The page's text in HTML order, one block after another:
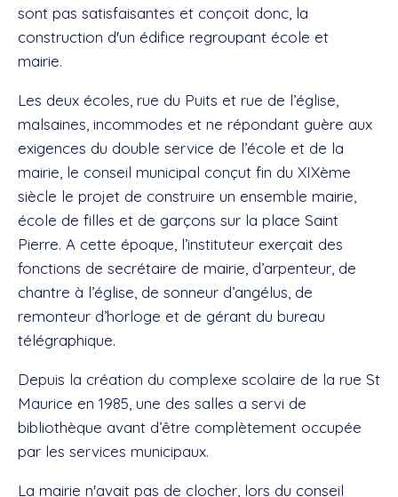
sont pas satisfaisantes et conçoit donc, la
construction d'un édifice regroupant école et
mairie.
Les deux écoles, rue du Puits et rue de l’église,
malsaines, incommodes et ne répondant guère aux
exigences du double service de l’école et de la
mairie, le conseil municipal conçut fin du XIXème
siècle le projet de construire un ensemble mairie,
école de filles et de garçons sur la place Saint
Pierre. A cette époque, l’instituteur exerçait des
fonctions de secrétaire de mairie, d’arpenteur, de
chantre à l’église, de sonneur d’angélus, de
remonteur d’horloge et de gérant du bureau
télégraphique.
Depuis la création du complexe scolaire de la rue St
Maurice en 1985, une des salles a servi de
bibliothèque avant d’être complètement occupée
par les services municipaux.
La mairie n'avait pas de clocher, lors du conseil